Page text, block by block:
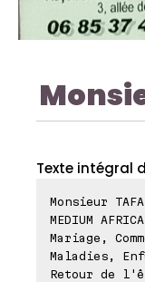
Texte intégral
Monsieur TAFA
MEDIUM
Mariage,
Maladies,
Retour de